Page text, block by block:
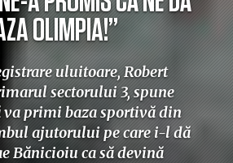
OLIMPIA!”
uluitoare, Robert
sectorului 3, spune
va primi baza sportivă din
ajutorului pe care i-l dă
Bănicioiu ca să devină